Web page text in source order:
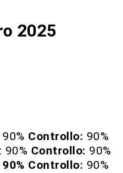
2025
90% Controllo: 90%
: 90% Controllo: 90%
Controllo: 90%